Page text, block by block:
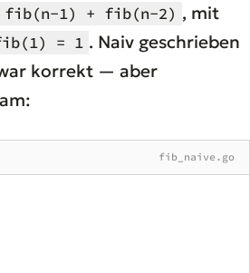
1) + fib(n-2) , mit
= 1 . Naiv geschrieben
korrekt — aber
fib_naive.go